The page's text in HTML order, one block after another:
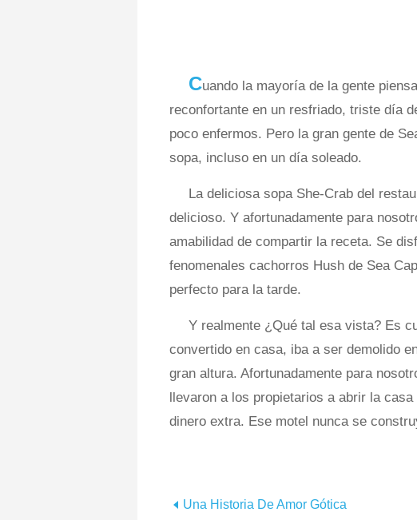
Cuando la mayoría de la gente
reconfortante en un resfriado, triste día
poco enfermos. Pero la gran gente de
sopa, incluso en un día soleado.
La deliciosa sopa She-Crab del
delicioso. Y afortunadamente para
amabilidad de compartir la receta. Se
fenomenales cachorros Hush de Sea
perfecto para la tarde.
Y realmente ¿Qué tal esa vista? Es
convertido en casa, iba a ser demolido
gran altura. Afortunadamente para
llevaron a los propietarios a abrir la
dinero extra. Ese motel nunca se
Una Historia De Amor Gótica